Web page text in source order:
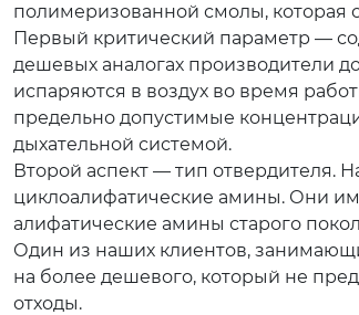
полимеризованной смолы, которая
Первый критический параметр —
дешевых аналогах производители
испаряются в воздух во время
предельно допустимые
дыхательной системой.
Второй аспект — тип отвердителя.
циклоалифатические амины. Они
алифатические амины старого
Один из наших клиентов,
на более дешевого, который не
отходы.